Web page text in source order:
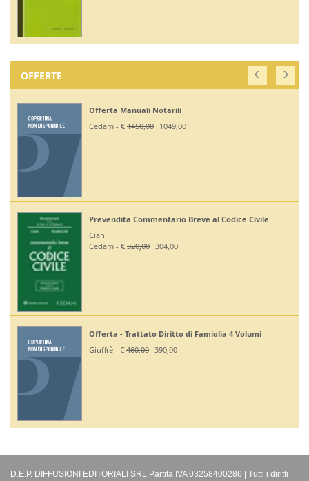
OFFERTE
Offerta Manuali Notarili
Cedam - € 1450,00 1049,00
Prevendita Commentario Breve al Codice Civile
Cian
Cedam - € 320,00 304,00
Offerta - Trattato Diritto di Famiglia 4 Volumi
Giuffrè - € 460,00 390,00
D.E.P. DIFFUSIONI EDITORIALI SRL Partita IVA 03258400286 | Tutti i diritti